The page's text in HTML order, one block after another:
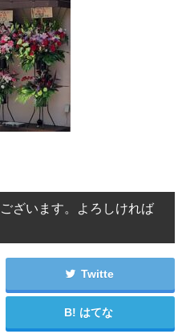
ざいます。よろしければ
Twitte
はてな